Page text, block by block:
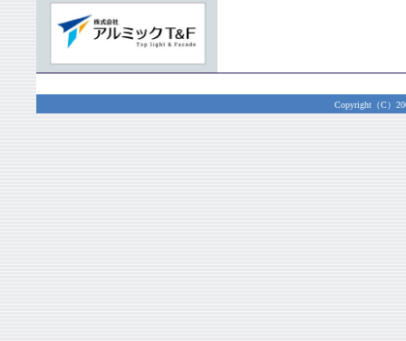
Copyright（C）